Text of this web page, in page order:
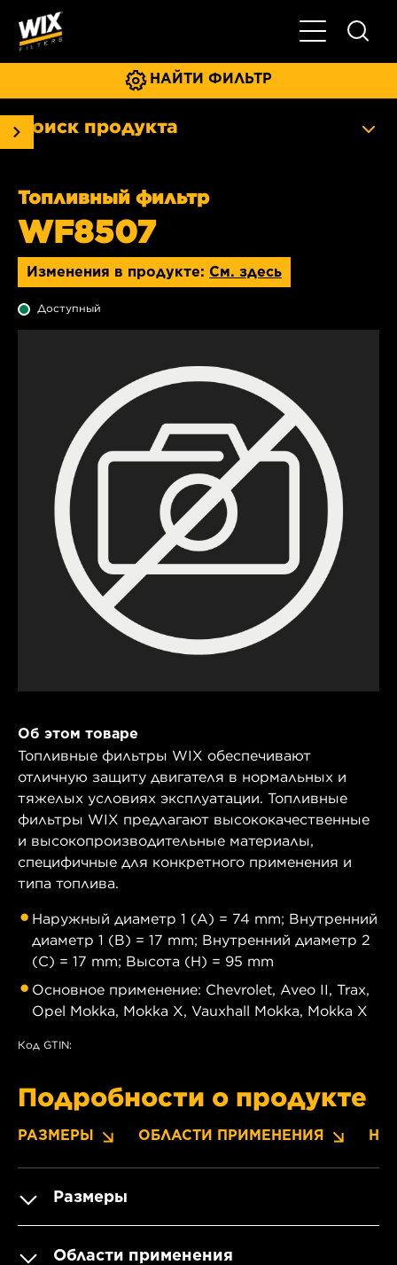
Главное
НАЙТИ ФИЛЬТР
Поиск продукта
Топливный фильтр
WF8507
Изменения в продукте: См. здесь
Доступный
Об этом товаре
Топливные фильтры WIX обеспечивают
отличную защиту двигателя в нормальных и
тяжелых условиях эксплуатации. Топливные
фильтры WIX предлагают высококачественные
и высокопроизводительные материалы,
специфичные для конкретного применения и
типа топлива.
Наружный диаметр 1 (A) = 74 mm; Внутренний
диаметр 1 (B) = 17 mm; Внутренний диаметр 2
(C) = 17 mm; Высота (H) = 95 mm
Основное применение: Chevrolet, Aveo II, Trax,
Opel Mokka, Mokka X, Vauxhall Mokka, Mokka X
Код GTIN:
Подробности о продукте
РАЗМЕРЫ ОБЛАСТИ ПРИМЕНЕНИЯ
Размеры
Области применения